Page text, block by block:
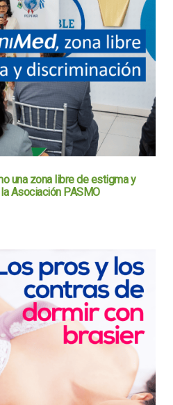
una zona libre de estigma y
Asociación PASMO